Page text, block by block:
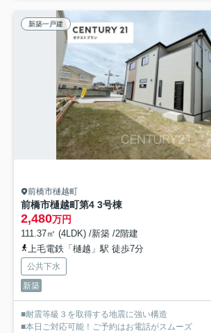
新築一戸建
前橋市樋越町
前橋市樋越町第4 3号棟
2,480万円
111.37㎡ (4LDK) /新築 /2階建
上毛電鉄「樋越」駅 徒歩7分
公共下水
新築
■耐震等級３を取得する地震に強い構造
■本日ご対応可能！ご予約はお電話がスムーズ